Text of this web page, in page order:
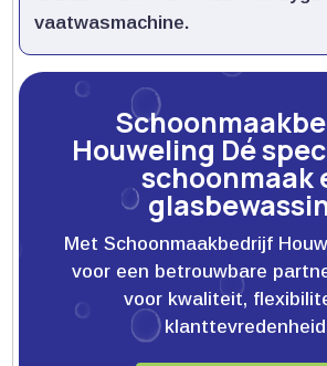
vaatwasmachine.​
Houweling Dé
schoonmaak
Met Schoonmaakbedrijf
voor een betrouwbare
voor kwaliteit,